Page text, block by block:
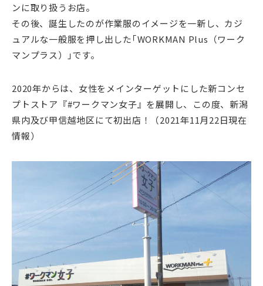
ンに取り扱うお店。
その後、誕生したのが作業服のイメージを一新し、カジ
ュアルな一般服を押し出した｢WORKMAN Plus（ワーク
マンプラス）｣です。
2020年からは、女性をメインターゲットにした新コンセ
プトストア『#ワークマン女子』を展開し、この度、新潟
県内及び甲信越地区にて初出店！（2021年11月22日現在
情報）